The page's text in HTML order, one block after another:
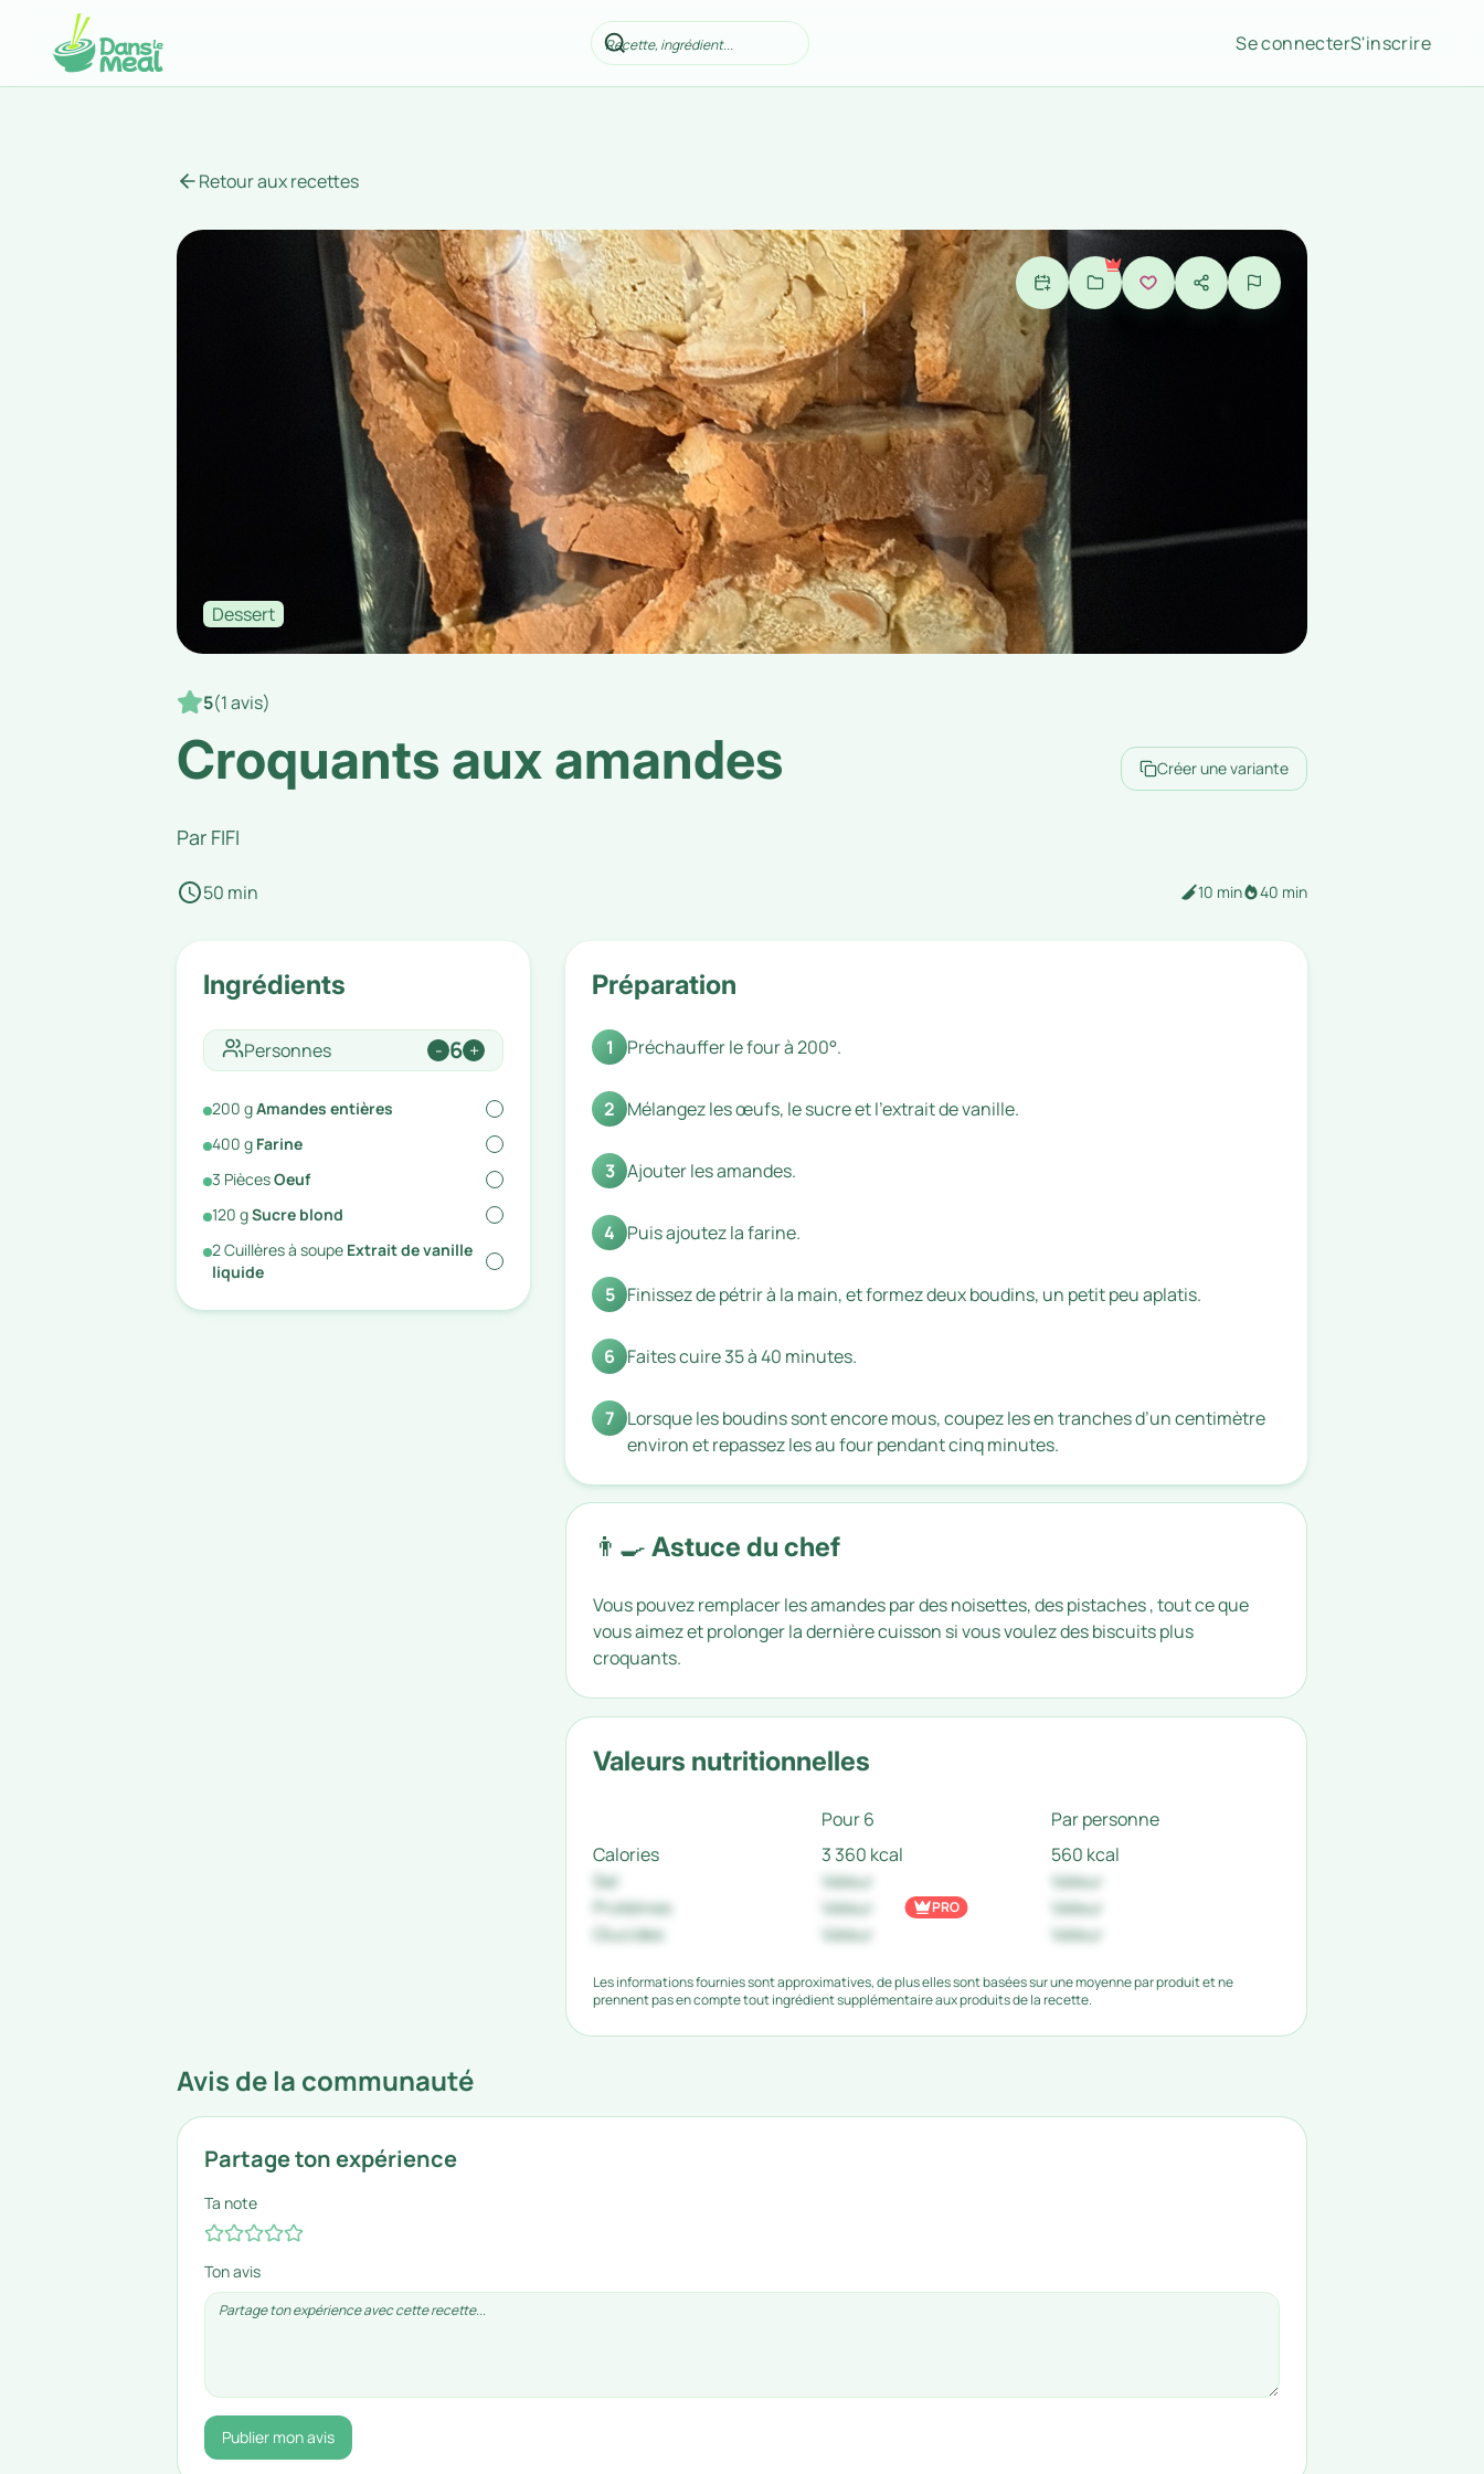
Se connecterS'inscrire
Retour aux recettes
Dessert
5(1 avis)
Croquants aux amandes Créer une variante
Par FIFI
50 min 10 min 40 min
Ingrédients
Personnes - 6 +
200 gAmandes entières
400 g Farine
3 PiècesOeuf
120 gSucre blond
2Cuillères à soupe Extrait de vanille
liquide
Préparation
1 Préchauffer le four à 200°.
2 Mélangez les œufs, le sucre et l’extrait de vanille.
3 Ajouter les amandes.
4 Puis ajoutez la farine.
5 Finissez de pétrir à la main, et formez deux boudins, un petit peu aplatis.
6 Faites cuire 35 à 40 minutes.
7 Lorsque les boudins sont encore mous, coupez les en tranches d’un centimètre
environ et repassez les au four pendant cinq minutes.
👨‍🍳 Astuce du chef
Vous pouvez remplacer les amandes par des noisettes, des pistaches , tout ce que
vous aimez et prolonger la dernière cuisson si vous voulez des biscuits plus
croquants.
Valeurs nutritionnelles
Pour 6
Par personne
Calories
3 360 kcal
560 kcal
Sel
Valeur
Valeur
Protéines
Valeur
Valeur
Glucides
Valeur Valeur
PRO
Les informations fournies sont approximatives, de plus elles sont basées sur une moyenne par produit et ne
prennent pas en compte tout ingrédient supplémentaire aux produits de la recette.
Avis de la communauté
Partage ton expérience
Ta note
Ton avis
Publier mon avis